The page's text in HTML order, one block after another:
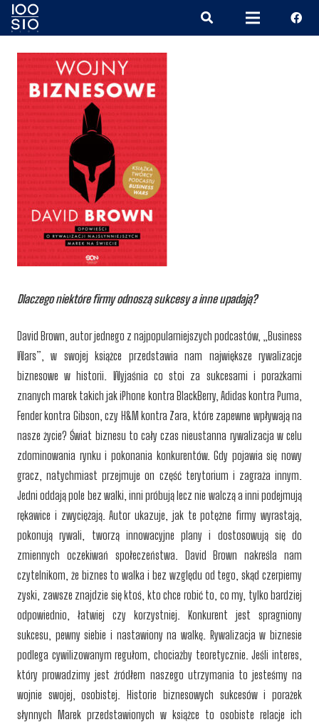
Dlaczego niektóre firmy odnoszą sukcesy a inne upadają?
David Brown, autor jednego z najpopularniejszych podcastów, „Business
Wars”, w swojej książce przedstawia nam największe rywalizacje
biznesowe w historii. Wyjaśnia co stoi za sukcesami i porażkami
znanych marek takich jak iPhone kontra BlackBerry, Adidas kontra Puma,
Fender kontra Gibson, czy H&M kontra Zara, które zapewne wpływają na
nasze życie? Świat biznesu to cały czas nieustanna rywalizacja w celu
zdominowania rynku i pokonania konkurentów. Gdy pojawia się nowy
gracz, natychmiast przejmuje on część terytorium i zagraża innym.
Jedni oddają pole bez walki, inni próbują lecz nie walczą a inni podejmują
rękawice i zwyciężają. Autor ukazuje, jak te potężne firmy wyrastają,
pokonują rywali, tworzą innowacyjne plany i dostosowują się do
zmiennych oczekiwań społeczeństwa. David Brown nakreśla nam
czytelnikom, że biznes to walka i bez względu od tego, skąd czerpiemy
zyski, zawsze znajdzie się ktoś, kto chce robić to, co my, tylko bardziej
odpowiednio, łatwiej czy korzystniej. Konkurent jest spragniony
sukcesu, pewny siebie i nastawiony na walkę. Rywalizacja w biznesie
podlega cywilizowanym regułom, chociażby teoretycznie. Jeśli interes,
który prowadzimy jest źródłem naszego utrzymania to jesteśmy na
wojnie swojej, osobistej. Historie biznesowych sukcesów i porażek
słynnych Marek przedstawionych w książce to osobiste relacje ich